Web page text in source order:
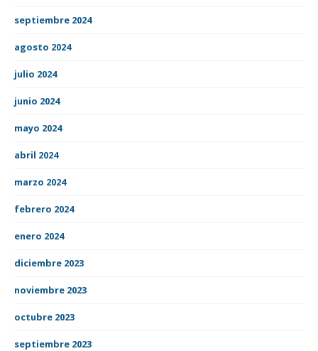
septiembre 2024
agosto 2024
julio 2024
junio 2024
mayo 2024
abril 2024
marzo 2024
febrero 2024
enero 2024
diciembre 2023
noviembre 2023
octubre 2023
septiembre 2023